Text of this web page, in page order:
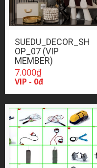
SUEDU_DECOR_SH
OP_07 (VIP
MEMBER)
7.000₫
VIP - 0đ